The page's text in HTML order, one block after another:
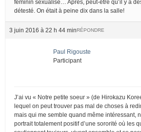
féminin sexualisé… Après, peut-être qu’il y a
détesté. On était à peine dix dans la salle!
3 juin 2016 à 22 h 44 minRÉPONDRE
Paul Rigouste
Participant
J’ai vu « Notre petite soeur » (de Hirokazu
lequel on peut trouver pas mal de choses à
mais qui me semble quand même intéressant,
portrait totalement positif d’une sororité où les